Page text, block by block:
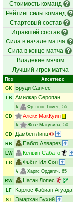
Стоимость команд
Рейтинг силы команд
Стартовый состав
Игравший состав
Сила в начале матча
Сила в конце матча
Владение мячом
Лучший игрок матча
Поз Апсеттерс
GK
Бруди Санчес
LB
Амилкар Серопан
↳
Фрэнсис Гомес, 55
CD
Алекс МакКуин
↳
Жозе Матувила, 50
CD
Дамбен Линц
RB
Пабло Алварез
LW
Келвин Сабато
FR
Фьёнг-Ил Сон
↳
Харис Ордагич, 65
RW
Натан Лопес
LF
Карлос Фабиан Агуада
ST
Эмархан Бухий